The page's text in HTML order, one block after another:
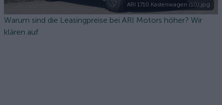
ARI 1710 Kastenwagen (10).jpg
Warum sind die Leasingpreise bei ARI Motors höher? Wir
klären auf